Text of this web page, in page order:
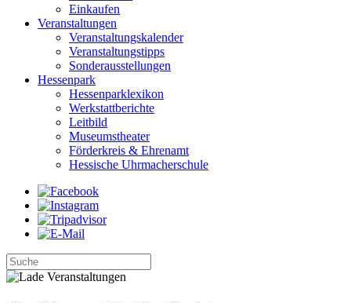
Einkaufen
Veranstaltungen
Veranstaltungskalender
Veranstaltungstipps
Sonderausstellungen
Hessenpark
Hessenparklexikon
Werkstattberichte
Leitbild
Museumstheater
Förderkreis & Ehrenamt
Hessische Uhrmacherschule